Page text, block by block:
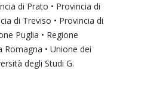
di Prato • Provincia di
di Treviso • Provincia di
Puglia • Regione
Romagna • Unione dei
degli Studi G.